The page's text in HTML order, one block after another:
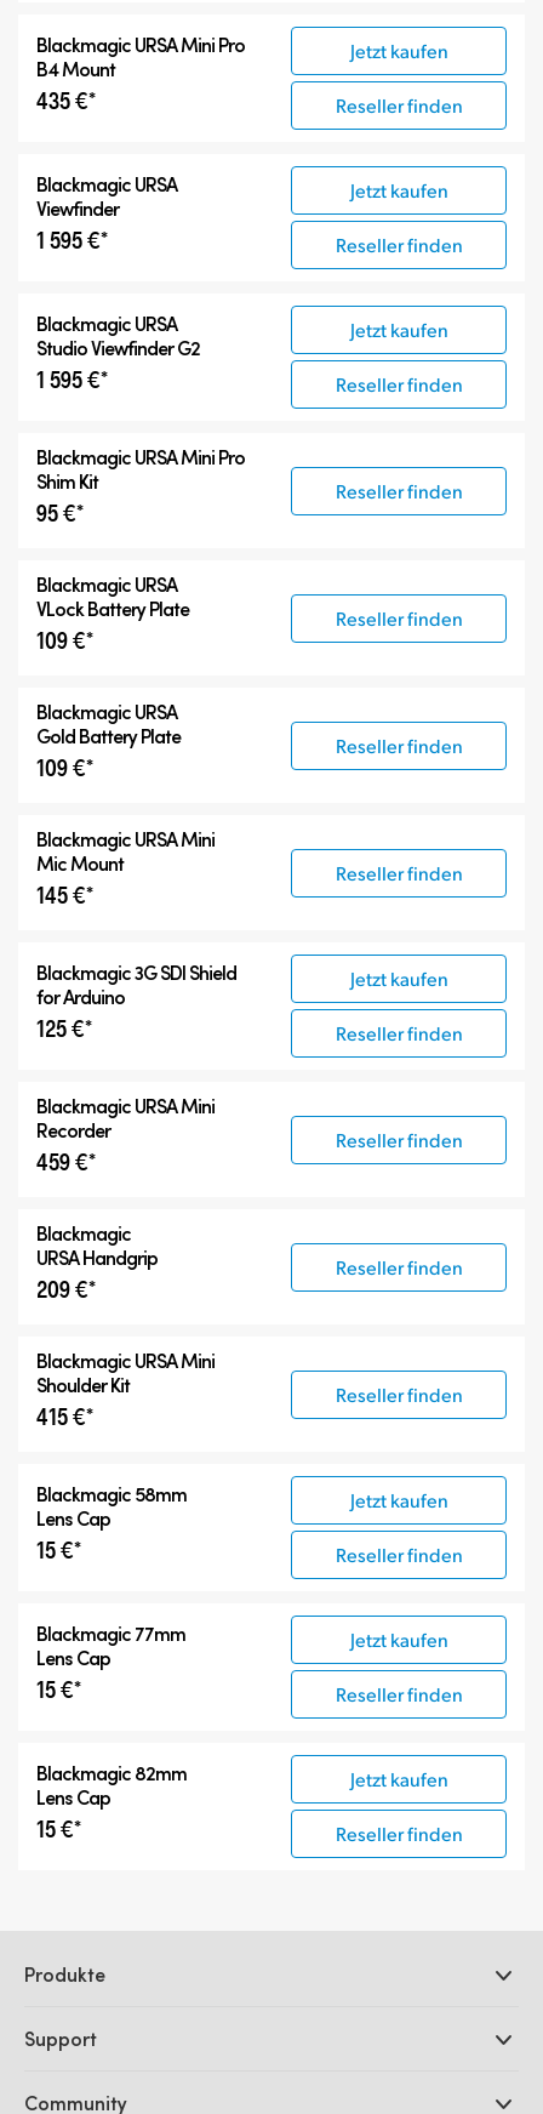
Blackmagic URSA Mini Pro
B4 Mount
435 €*
Jetzt kaufen
Reseller finden
Blackmagic URSA
Viewfinder
1 595 €*
Jetzt kaufen
Reseller finden
Blackmagic URSA
Studio Viewfinder G2
1 595 €*
Jetzt kaufen
Reseller finden
Blackmagic URSA Mini Pro
Shim Kit
95 €*
Reseller finden
Blackmagic URSA
VLock Battery Plate
109 €*
Reseller finden
Blackmagic URSA
Gold Battery Plate
109 €*
Reseller finden
Blackmagic URSA Mini
Mic Mount
145 €*
Reseller finden
Blackmagic 3G SDI Shield
for Arduino
125 €*
Jetzt kaufen
Reseller finden
Blackmagic URSA Mini
Recorder
459 €*
Reseller finden
Blackmagic
URSA Handgrip
209 €*
Reseller finden
Blackmagic URSA Mini
Shoulder Kit
415 €*
Reseller finden
Blackmagic 58mm
Lens Cap
15 €*
Jetzt kaufen
Reseller finden
Blackmagic 77mm
Lens Cap
15 €*
Jetzt kaufen
Reseller finden
Blackmagic 82mm
Lens Cap
15 €*
Jetzt kaufen
Reseller finden
Produkte
DaVinci Resolve und Fusion Software
Ultimatte
Support
Community